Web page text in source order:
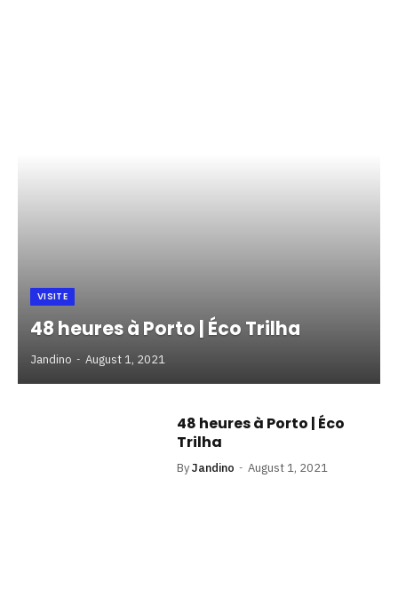
VISITE
48 heures à Porto | Éco Trilha
Jandino August 1, 2021
48 heures à Porto | Éco
Trilha
ByJandino August 1, 2021